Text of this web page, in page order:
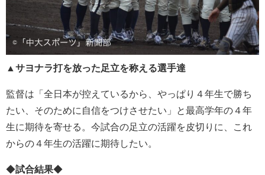
▲サヨナラ打を放った足立を称える選手達
監督は「全日本が控えているから、やっぱり４年生で勝ち
たい、そのために自信をつけさせたい」と最高学年の４年
生に期待を寄せる。今試合の足立の活躍を皮切りに、これ
からの４年生の活躍に期待したい。
◆試合結果◆